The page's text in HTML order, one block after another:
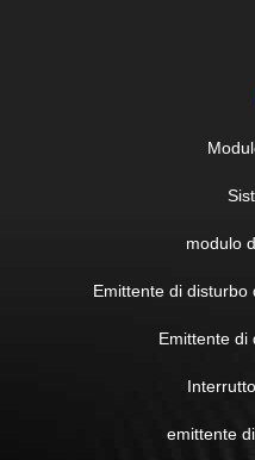
modulo
Emittente di
Emittente di
emittente